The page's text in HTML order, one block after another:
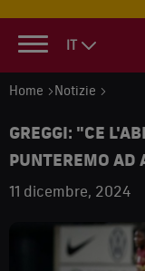
IT
Home Notizie
GREGGI: "CE
PUNTEREMO AD
11 dicembre, 2024